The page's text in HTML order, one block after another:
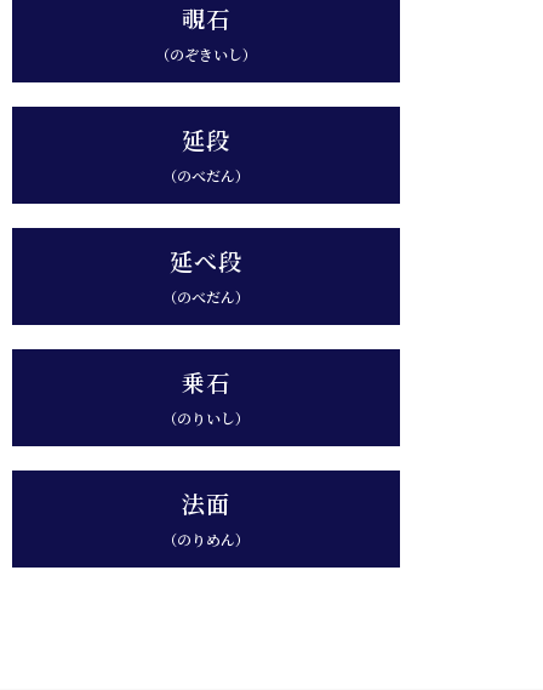
覗石
（のぞきいし）
延段
（のべだん）
延べ段
（のべだん）
乗石
（のりいし）
法面
（のりめん）